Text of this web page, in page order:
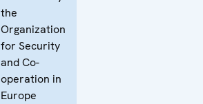
the
Organization
for Security
and Co-
operation in
Europe